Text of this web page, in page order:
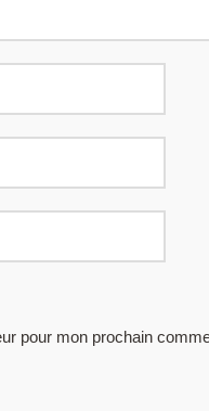
pour mon prochain